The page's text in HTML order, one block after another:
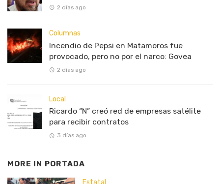
2 días ago
Columnas
Incendio de Pepsi en Matamoros fue
provocado, pero no por el narco: Govea
2 días ago
Local
Ricardo “N” creó red de empresas satélite
para recibir contratos
3 días ago
MORE IN PORTADA